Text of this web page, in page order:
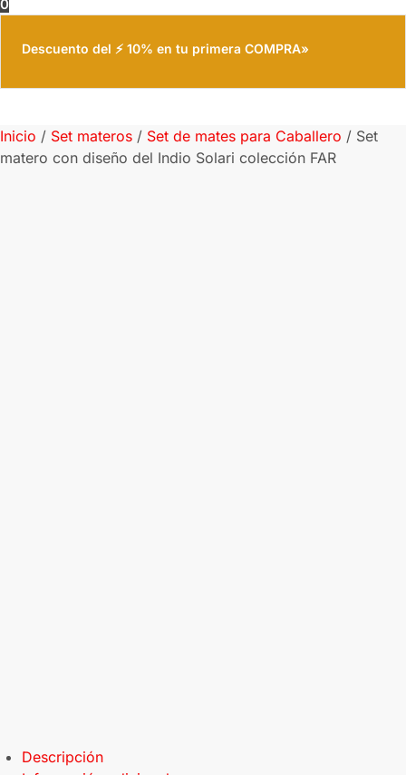
0
Descuento del ⚡ 10% en tu primera COMPRA»
Inicio / Set materos / Set de mates para Caballero / Set
matero con diseño del Indio Solari colección FAR
Descripción